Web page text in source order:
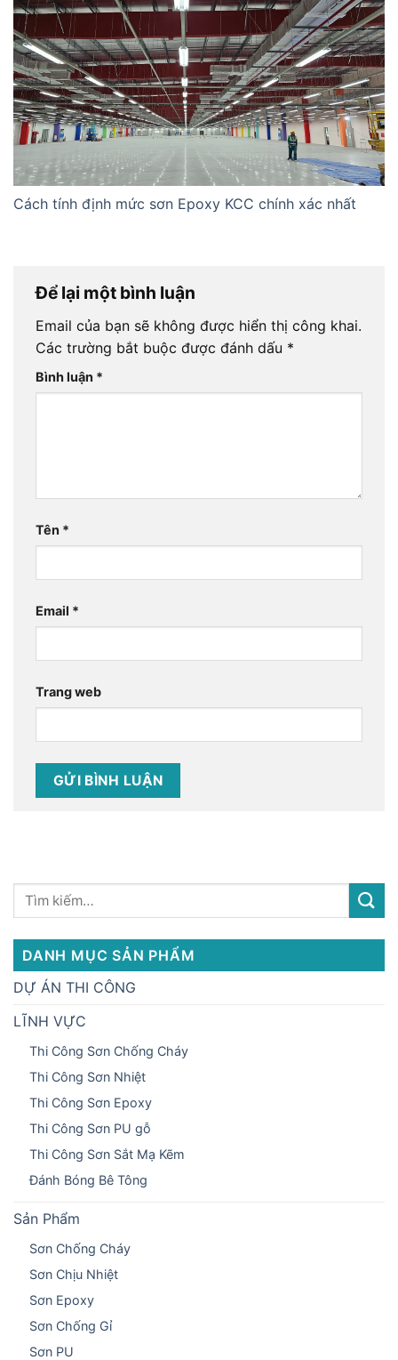
Cách tính định mức sơn Epoxy KCC chính xác nhất
Để lại một bình luận
Email của bạn sẽ không được hiển thị công khai.
Các trường bắt buộc được đánh dấu *
Bình luận *
Tên *
Email *
Trang web
DANH MỤC SẢN PHẨM
DỰ ÁN THI CÔNG
LĨNH VỰC
Thi Công Sơn Chống Cháy
Thi Công Sơn Nhiệt
Thi Công Sơn Epoxy
Thi Công Sơn PU gỗ
Thi Công Sơn Sắt Mạ Kẽm
Đánh Bóng Bê Tông
Sản Phẩm
Sơn Chống Cháy
Sơn Chịu Nhiệt
Sơn Epoxy
Sơn Chống Gỉ
Sơn PU